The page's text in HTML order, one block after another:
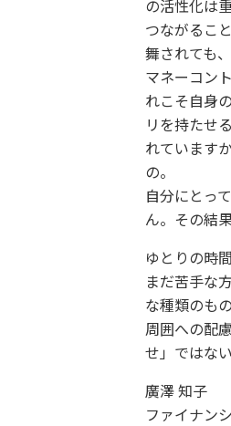
の活性化は
つながるこ
舞されても
マネーコン
れこそ自身
リを持たせ
れています
の。
自分にとっ
ん。その結
ゆとりの時
まだ苦手な
な種類のも
周囲への配
せ」ではな
廣澤 知子
ファイナン